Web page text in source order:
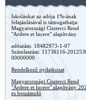
Iskolánkat az adója 1%-ának
felajánlásával is támogathatja:
Magyarországi Ciszterci Rend
"Ardere et lucere" alapítvány
adószám: 18482973-1-07
Számlaszám: 11736116-
00000000
Rendelkező nyilatkozat
Magyarországi Ciszterci Rend
"Ardere et lucere" alapítvány
es beszámoló